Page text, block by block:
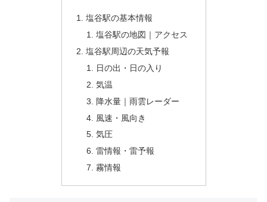
塩谷駅の基本情報
塩谷駅の地図｜アクセス
塩谷駅周辺の天気予報
日の出・日の入り
気温
降水量｜雨雲レーダー
風速・風向き
気圧
雷情報・雷予報
霧情報